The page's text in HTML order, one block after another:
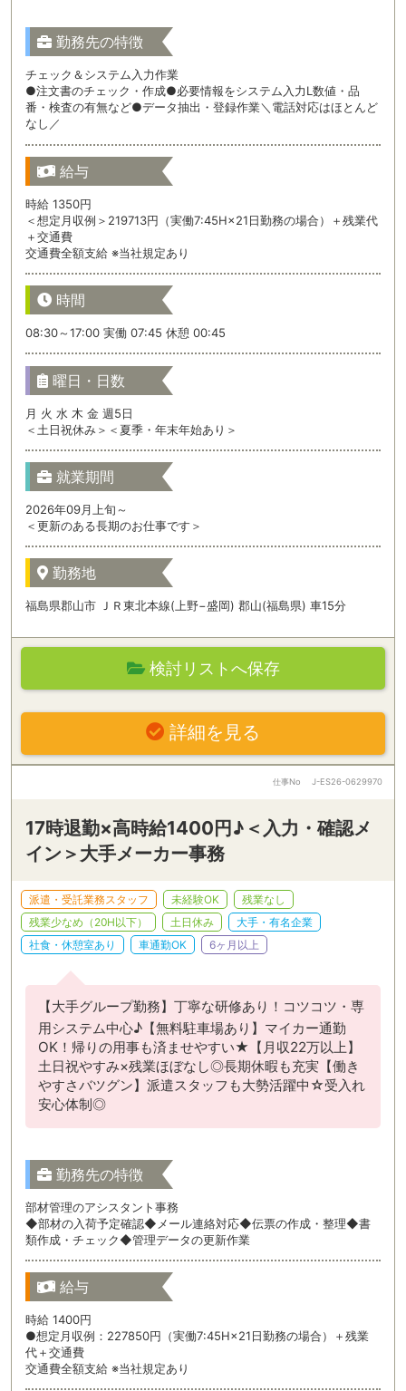
勤務先の特徴
チェック＆システム入力作業
●注文書のチェック・作成●必要情報をシステム入力L数値・品
番・検査の有無など●データ抽出・登録作業＼電話対応はほとんど
なし／
給与
時給 1350円
＜想定月収例＞219713円（実働7:45H×21日勤務の場合）＋残業代
＋交通費
交通費全額支給 ※当社規定あり
時間
08:30～17:00 実働 07:45 休憩 00:45
曜日・日数
月 火 水 木 金 週5日
＜土日祝休み＞＜夏季・年末年始あり＞
就業期間
2026年09月上旬～
＜更新のある長期のお仕事です＞
勤務地
福島県郡山市 ＪＲ東北本線(上野−盛岡) 郡山(福島県) 車15分
検討リストへ保存
詳細を見る
仕事No J-ES26-0629970
17時退勤×高時給1400円♪＜入力・確認メ
イン＞大手メーカー事務
派遣・受託業務スタッフ 未経験OK
残業なし
残業少なめ（20H以下）
土日休み
大手・有名企業
社食・休憩室あり
車通勤OK 6ヶ月以上
【大手グループ勤務】丁寧な研修あり！コツコツ・専
用システム中心♪【無料駐車場あり】マイカー通勤
OK！帰りの用事も済ませやすい★【月収22万以上】
土日祝やすみ×残業ほぼなし◎長期休暇も充実【働き
やすさバツグン】派遣スタッフも大勢活躍中☆受入れ
安心体制◎
勤務先の特徴
部材管理のアシスタント事務
◆部材の入荷予定確認◆メール連絡対応◆伝票の作成・整理◆書
類作成・チェック◆管理データの更新作業
給与
時給 1400円
●想定月収例：227850円（実働7:45H×21日勤務の場合）＋残業
代＋交通費
交通費全額支給 ※当社規定あり